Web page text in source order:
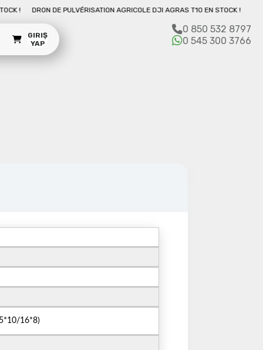
DRON DE PULVÉRISATION AGRICOLE DJI AGRAS T10 EN STOCK !
GIRIŞ
YAP
0 850 532 8797
0 545 300 3766
16*8)